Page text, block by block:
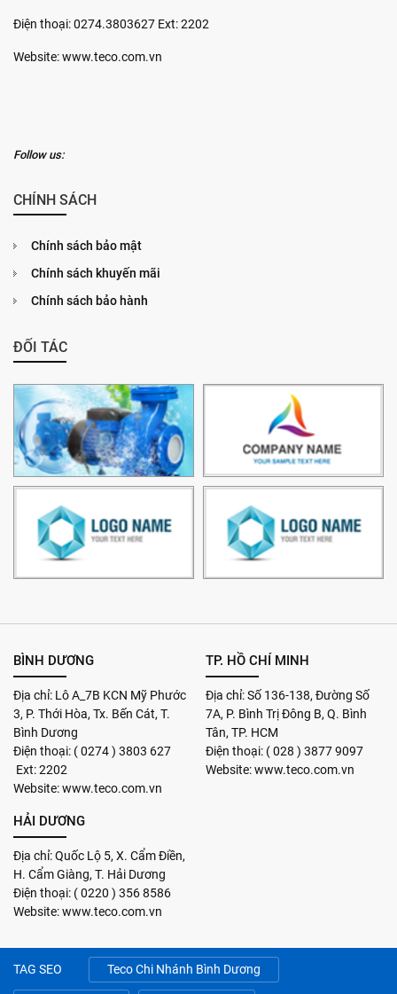
Điện thoại: 0274.3803627 Ext: 2202
Website: www.teco.com.vn
Follow us:
CHÍNH SÁCH
Chính sách bảo mật
Chính sách khuyến mãi
Chính sách bảo hành
ĐỐI TÁC
BÌNH DƯƠNG
Địa chỉ: Lô A_7B KCN Mỹ Phước
3, P. Thới Hòa, Tx. Bến Cát, T.
Bình Dương
Điện thoại: ( 0274 ) 3803 627
Ext: 2202
Website: www.teco.com.vn
TP. HỒ CHÍ MINH
Địa chỉ: Số 136-138, Đường Số
7A, P. Bình Trị Đông B, Q. Bình
Tân, TP. HCM
Điện thoại: ( 028 ) 3877 9097
Website: www.teco.com.vn
HẢI DƯƠNG
Địa chỉ: Quốc Lộ 5, X. Cẩm Điền,
H. Cẩm Giàng, T. Hải Dương
Điện thoại: ( 0220 ) 356 8586
Website: www.teco.com.vn
TAG SEO Teco Chi Nhánh Bình Dương